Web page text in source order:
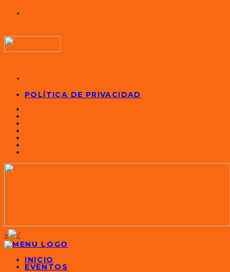
POLÍTICA DE PRIVACIDAD
>
INICIO
EVENTOS